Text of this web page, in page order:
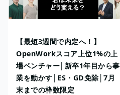
【最短3週間で内定へ！】
OpenWorkスコア上位1%の上
場ベンチャー│新卒1年目から事
業を動かす│ES・GD免除│7月
末までの枠数限定